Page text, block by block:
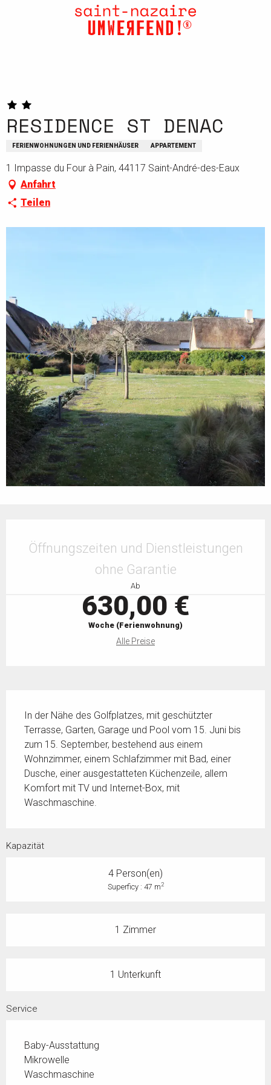
RESIDENCE ST DENAC
FERIENWOHNUNGEN UND FERIENHÄUSER APPARTEMENT
1 Impasse du Four à Pain, 44117 Saint-André-des-Eaux
Anfahrt
Teilen
Öffnungszeiten und Dienstleistungen
ohne Garantie
Ab
630,00 €
Woche (Ferienwohnung)
Alle Preise
In der Nähe des Golfplatzes, mit geschützter
Terrasse, Garten, Garage und Pool vom 15. Juni bis
zum 15. September, bestehend aus einem
Wohnzimmer, einem Schlafzimmer mit Bad, einer
Dusche, einer ausgestatteten Küchenzeile, allem
Komfort mit TV und Internet-Box, mit
Waschmaschine.
Kapazität
4 Person(en)
Superficy : 47 m2
1 Zimmer
1 Unterkunft
Service
Baby-Ausstattung
Mikrowelle
Waschmaschine